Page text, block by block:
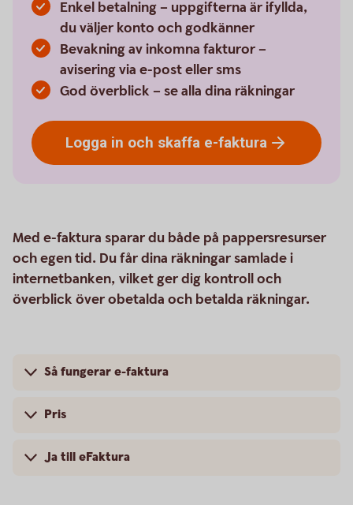
Enkel betalning – uppgifterna är ifyllda,
du väljer konto och godkänner
Bevakning av inkomna fakturor –
avisering via e-post eller sms
God överblick – se alla dina räkningar
Logga in och skaffa e-faktura
Med e-faktura sparar du både på pappersresurser
och egen tid. Du får dina räkningar samlade i
internetbanken, vilket ger dig kontroll och
överblick över obetalda och betalda räkningar.
Så fungerar e-faktura
Pris
Ja till eFaktura